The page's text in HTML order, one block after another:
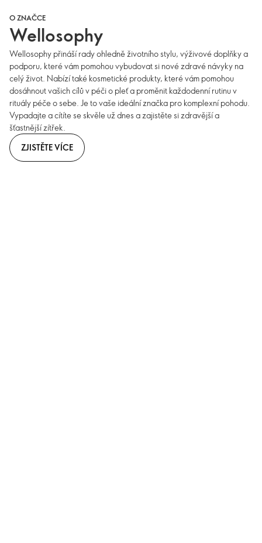
O ZNAČCE
Wellosophy
Wellosophy přináší rady ohledně životního stylu, výživové doplňky a
podporu, které vám pomohou vybudovat si nové zdravé návyky na
celý život. Nabízí také kosmetické produkty, které vám pomohou
dosáhnout vašich cílů v péči o pleť a proměnit každodenní rutinu v
rituály péče o sebe. Je to vaše ideální značka pro komplexní pohodu.
Vypadajte a cítíte se skvěle už dnes a zajistěte si zdravější a
šťastnější zítřek.
ZJISTĚTE VÍCE